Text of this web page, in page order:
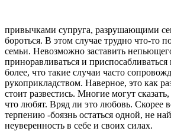
привычками супруга, разрушающими
бороться. В этом случае трудно что-то
семьи. Невозможно заставить
приноравливаться и приспосабливаться
более, что такие случаи часто
рукоприкладством. Наверное, это как
стоит развестись. Многие могут
что любят. Вряд ли это любовь. Скорее
терпению -боязнь остаться одной, не
неуверенность в себе и своих силах.